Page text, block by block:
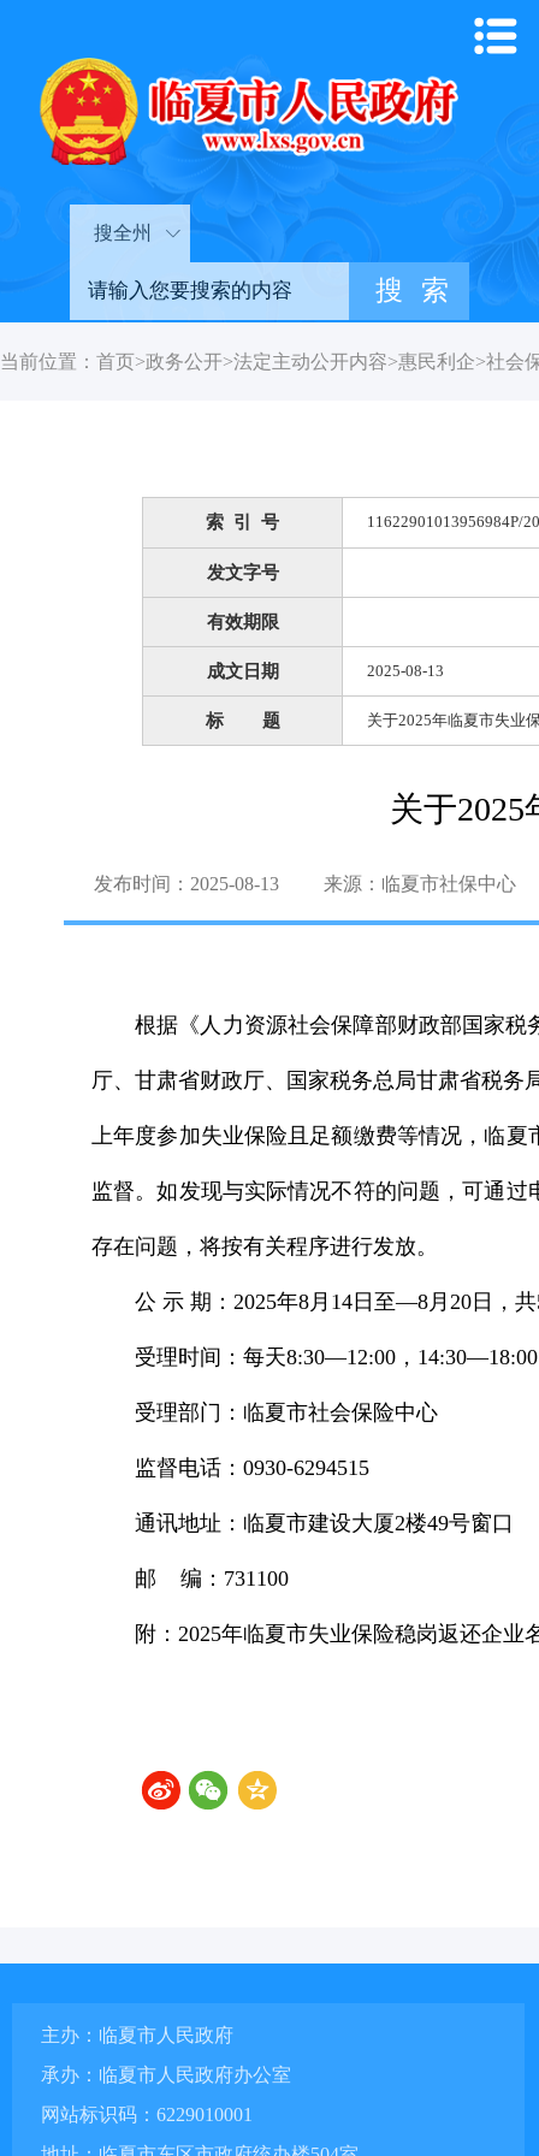
搜全州
当前位置： 首页>政务公开>法定主动公开内容>惠民利企>社会
索 引 号 11622901013956984P/
发文字号
有效期限
成文日期 2025-08-13
标 题 关于2025年临夏市失业
关于
发布时间：2025-08-13 来源：临夏市社保中心
根据《人力资源社会保障部财政部国家税
厅、甘肃省财政厅、国家税务总局甘肃省税务
上年度参加失业保险且足额缴费等情况，临
监督。如发现与实际情况不符的问题，可通
存在问题，将按有关程序进行发放。
公 示 期：2025年8月14日至—8月20日，
受理时间：每天8:30—12:00，
受理部门：临夏市社会保险中心
监督电话：0930-6294515
通讯地址：临夏市建设大厦2楼49号窗口
邮 编：731100
附：2025年临夏市失业保险稳岗返还企业
主办：临夏市人民政府
承办：临夏市人民政府办公室
网站标识码：6229010001